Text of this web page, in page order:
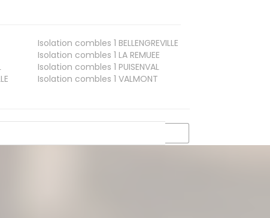
Isolation combles 1 BELLENGREVILLE
Isolation combles 1 LA REMUEE
Isolation combles 1 PUISENVAL
Isolation combles 1 VALMONT